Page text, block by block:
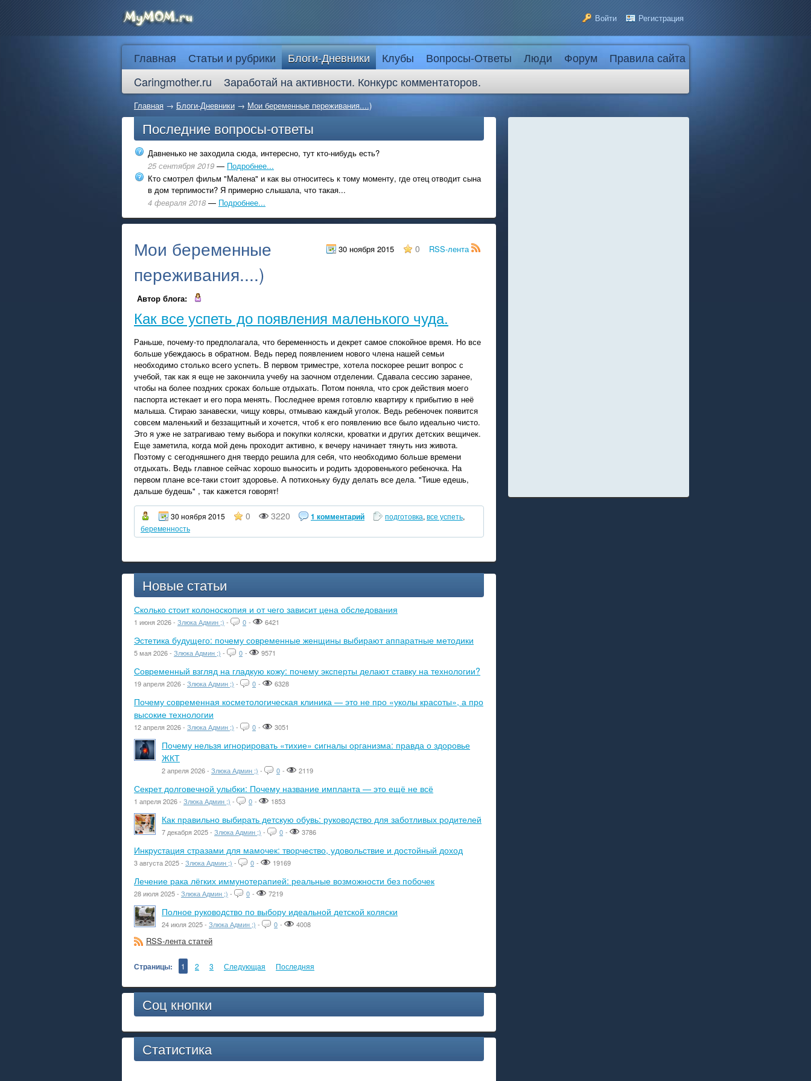
Войти Регистрация
Главная Статьи и рубрики Блоги-Дневники Клубы Вопросы-Ответы Люди Форум
Правила сайта
Caringmother.ru
Заработай на активности. Конкурс комментаторов.
Главная → Блоги-Дневники → Мои беременные переживания....)
Последние вопросы-ответы
Давненько не заходила сюда, интересно, тут кто-нибудь есть?
25 сентября 2019 — Подробнее...
Кто смотрел фильм "Малена" и как вы относитесь к тому моменту, где отец отводит сына
в дом терпимости? Я примерно слышала, что такая...
4 февраля 2018 — Подробнее...
30 ноября 2015 0 RSS-лента
Мои беременные
переживания....)
Автор блога:
Как все успеть до появления маленького чуда.
Раньше, почему-то предполагала, что беременность и декрет самое спокойное время. Но все
больше убеждаюсь в обратном. Ведь перед появлением нового члена нашей семьи
необходимо столько всего успеть. В первом триместре, хотела поскорее решит вопрос с
учебой, так как я еще не закончила учебу на заочном отделении. Сдавала сессию заранее,
чтобы на более поздних сроках больше отдыхать. Потом поняла, что срок действия моего
паспорта истекает и его пора менять. Последнее время готовлю квартиру к прибытию в неё
малыша. Стираю занавески, чищу ковры, отмываю каждый уголок. Ведь ребеночек появится
совсем маленький и беззащитный и хочется, чтоб к его появлению все было идеально чисто.
Это я уже не затрагиваю тему выбора и покупки коляски, кроватки и других детских вещичек.
Еще заметила, когда мой день проходит активно, к вечеру начинает тянуть низ живота.
Поэтому с сегодняшнего дня твердо решила для себя, что необходимо больше времени
отдыхать. Ведь главное сейчас хорошо выносить и родить здоровенького ребеночка. На
первом плане все-таки стоит здоровье. А потихоньку буду делать все дела. "Тише едешь,
дальше будешь" , так кажется говорят!
30 ноября 2015 0 3220 1 комментарий подготовка, все успеть,
беременность
Новые статьи
Сколько стоит колоноскопия и от чего зависит цена обследования
1 июня 2026 - Злюка Админ ;) - 0 - 6421
Эстетика будущего: почему современные женщины выбирают аппаратные методики
5 мая 2026 - Злюка Админ ;) - 0 - 9571
Современный взгляд на гладкую кожу: почему эксперты делают ставку на технологии?
19 апреля 2026 - Злюка Админ ;) - 0 - 6328
Почему современная косметологическая клиника — это не про «уколы красоты», а про
высокие технологии
12 апреля 2026 - Злюка Админ ;) - 0 - 3051
Почему нельзя игнорировать «тихие» сигналы организма: правда о здоровье
ЖКТ
2 апреля 2026 - Злюка Админ ;) - 0 - 2119
Секрет долговечной улыбки: Почему название импланта — это ещё не всё
1 апреля 2026 - Злюка Админ ;) - 0 - 1853
Как правильно выбирать детскую обувь: руководство для заботливых родителей
7 декабря 2025 - Злюка Админ ;) - 0 - 3786
Инкрустация стразами для мамочек: творчество, удовольствие и достойный доход
3 августа 2025 - Злюка Админ ;) - 0 - 19169
Лечение рака лёгких иммунотерапией: реальные возможности без побочек
28 июля 2025 - Злюка Админ ;) - 0 - 7219
Полное руководство по выбору идеальной детской коляски
24 июля 2025 - Злюка Админ ;) - 0 - 4008
RSS-лента статей
Страницы: 1 2 3 Следующая Последняя
Соц кнопки
Статистика